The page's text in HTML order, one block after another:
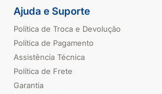
Ajuda e Suporte
Política de Troca e Devolução
Política de Pagamento
Assistência Técnica
Política de Frete
Garantia